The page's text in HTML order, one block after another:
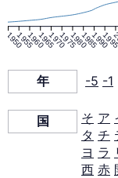
ッ
ド
2010
年
195019551960196519701975198019851990
年 -5 -1
国 そ ア
タ チ
ヨ ラ
西 赤